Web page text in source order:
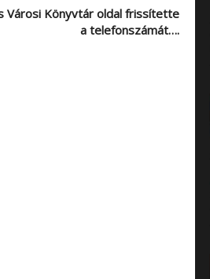
Városi Könyvtár oldal frissítette
a telefonszámát….